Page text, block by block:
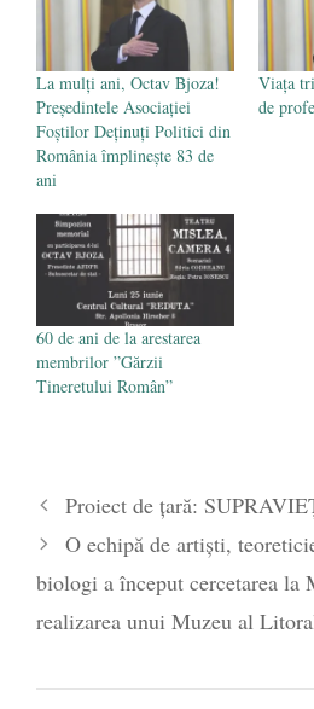
La mulți ani, Octav Bjoza!
Președintele Asociației
Foștilor Deținuți Politici din
România împlinește 83 de
ani
Viața
de
60 de ani de la arestarea
membrilor ”Gărzii
Tineretului Român”
Proiect de țară:
O echipă de artiști,
biologi a început cercetarea la
realizarea unui Muzeu al